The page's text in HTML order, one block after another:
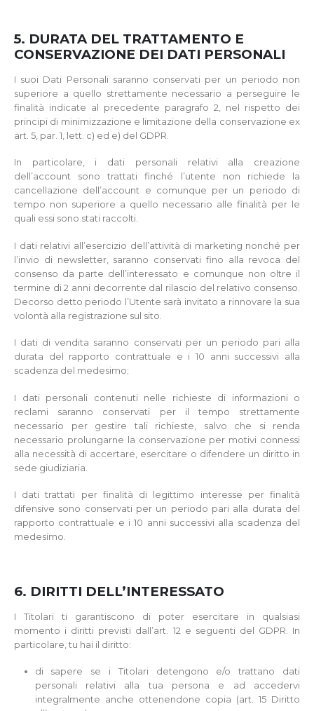
5. DURATA DEL TRATTAMENTO E
CONSERVAZIONE DEI DATI PERSONALI
I suoi Dati Personali saranno conservati per un periodo non
superiore a quello strettamente necessario a perseguire le
finalità indicate al precedente paragrafo 2, nel rispetto dei
principi di minimizzazione e limitazione della conservazione ex
art. 5, par. 1, lett. c) ed e) del GDPR.
In particolare, i dati personali relativi alla creazione
dell’account sono trattati finché l’utente non richiede la
cancellazione dell’account e comunque per un periodo di
tempo non superiore a quello necessario alle finalità per le
quali essi sono stati raccolti.
I dati relativi all’esercizio dell’attività di marketing nonché per
l’invio di newsletter, saranno conservati fino alla revoca del
consenso da parte dell’interessato e comunque non oltre il
termine di 2 anni decorrente dal rilascio del relativo consenso.
Decorso detto periodo l’Utente sarà invitato a rinnovare la sua
volontà alla registrazione sul sito.
I dati di vendita saranno conservati per un periodo pari alla
durata del rapporto contrattuale e i 10 anni successivi alla
scadenza del medesimo;
I dati personali contenuti nelle richieste di informazioni o
reclami saranno conservati per il tempo strettamente
necessario per gestire tali richieste, salvo che si renda
necessario prolungarne la conservazione per motivi connessi
alla necessità di accertare, esercitare o difendere un diritto in
sede giudiziaria.
I dati trattati per finalità di legittimo interesse per finalità
difensive sono conservati per un periodo pari alla durata del
rapporto contrattuale e i 10 anni successivi alla scadenza del
medesimo.
6. DIRITTI DELL’INTERESSATO
I Titolari ti garantiscono di poter esercitare in qualsiasi
momento i diritti previsti dall’art. 12 e seguenti del GDPR. In
particolare, tu hai il diritto:
di sapere se i Titolari detengono e/o trattano dati
personali relativi alla tua persona e ad accedervi
integralmente anche ottenendone copia (art. 15 Diritto